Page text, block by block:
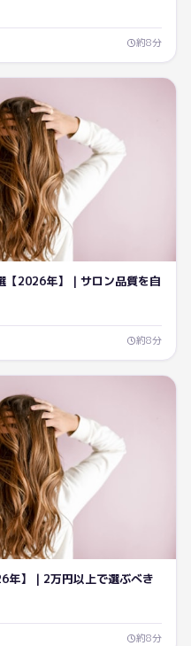
約8分
【2026年】｜サロン品質を自
約8分
年】｜2万円以上で選ぶべき
約8分